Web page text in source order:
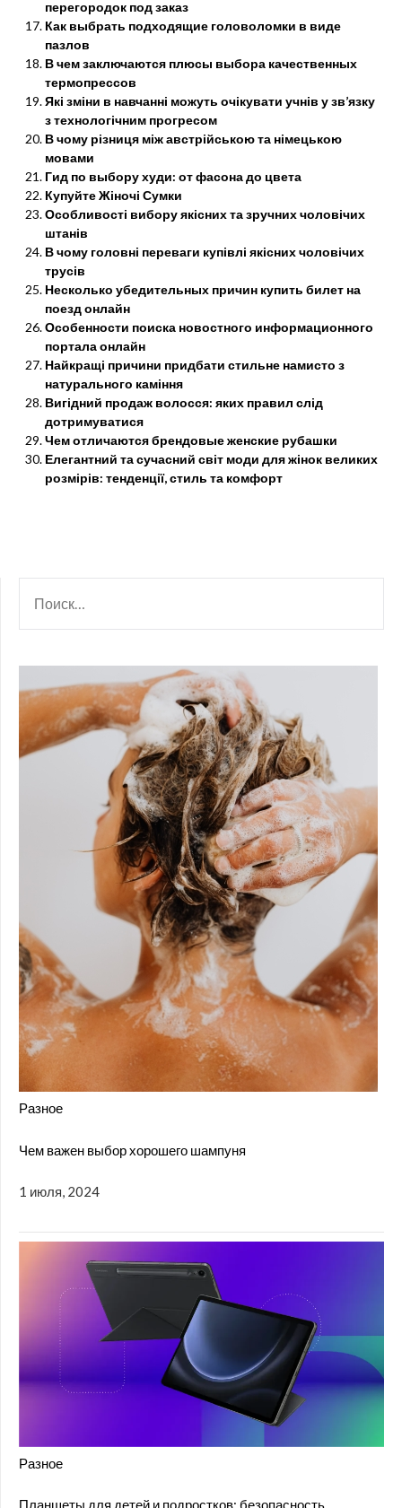
перегородок под заказ
Как выбрать подходящие головоломки в виде
пазлов
В чем заключаются плюсы выбора качественных
термопрессов
Які зміни в навчанні можуть очікувати учнів у зв’язку
з технологічним прогресом
В чому різниця між австрійською та німецькою
мовами
Гид по выбору худи: от фасона до цвета
Купуйте Жіночі Сумки
Особливості вибору якісних та зручних чоловічих
штанів
В чому головні переваги купівлі якісних чоловічих
трусів
Несколько убедительных причин купить билет на
поезд онлайн
Особенности поиска новостного информационного
портала онлайн
Найкращі причини придбати стильне намисто з
натурального каміння
Вигідний продаж волосся: яких правил слід
дотримуватися
Чем отличаются брендовые женские рубашки
Елегантний та сучасний світ моди для жінок великих
розмірів: тенденції, стиль та комфорт
Разное
Чем важен выбор хорошего шампуня
1 июля, 2024
Разное
Планшеты для детей и подростков: безопасность,